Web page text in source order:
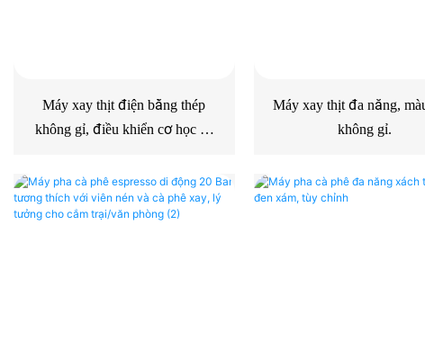
Máy xay thịt điện bằng thép
không gỉ, điều khiển cơ học dễ
hợp sử dụng trong gia đình.
Máy xay thịt đa năng,
không gỉ.